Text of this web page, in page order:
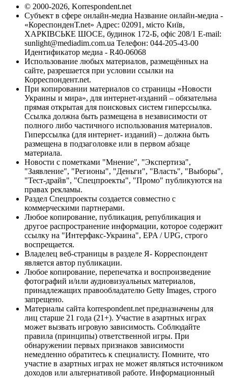
© 2000-2026, Korrespondent.net
Субъект в сфере онлайн-медиа Название онлайн-медиа -
«КореспонденТ.net» Адрес: 02091, місто Київ,
ХАРКІВСЬКЕ ШОСЕ, будинок 172-Б, офіс 208/1 E-mail:
sunlight@mediadim.com.ua Телефон: 044-205-43-00
Идентификатор медиа - R40-06068
Использование любых материалов, размещённых на
сайте, разрешается при условии ссылки на
Корреспондент.net.
При копировании материалов со страницы «Новости
Украины и мира», для интернет-изданий – обязательна
прямая открытая для поисковых систем гиперссылка.
Ссылка должна быть размещена в независимости от
полного либо частичного использования материалов.
Гиперссылка (для интернет- изданий) – должна быть
размещена в подзаголовке или в первом абзаце
материала.
Новости с пометками "Мнение", "Экспертиза",
"Заявление", "Регионы", "Деньги", "Власть", "Выборы",
"Тест-драйв", "Спецпроекты", "Промо" публикуются на
правах рекламы.
Раздел Спецпроекты создается совместно с
коммерческими партнерами.
Любое копирование, публикация, републикация и
другое распространение информации, которое содержит
ссылку на "Интерфакс-Украина", EPA / UPG, строго
воспрещается.
Владелец веб-страницы в разделе Я- Корреспондент
является автор публикации.
Любое копирование, перепечатка и воспроизведение
фотографий и/или аудиовизуальных материалов,
принадлежащих правообладателю Getty Images, строго
запрещено.
Материалы сайта korrespondent.net предназначены для
лиц старше 21 года (21+). Участие в азартных играх
может вызвать игровую зависимость. Соблюдайте
правила (принципы) ответственной игры. При
обнаружении первых признаков зависимости
немедленно обратитесь к специалисту. Помните, что
участие в азартных играх не может являться источником
доходов или альтернативой работе. Информационный